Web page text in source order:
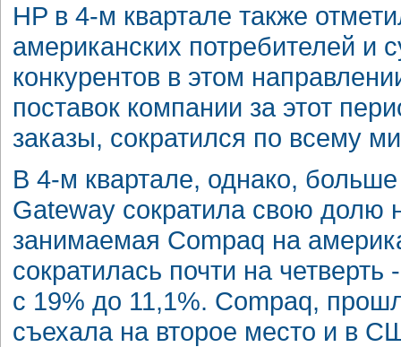
HP в 4-м квартале также
американских потребителей и
конкурентов в этом
поставок компании за этот
заказы, сократился по всему
В 4-м квартале, однако,
Gateway сократила свою
занимаемая Compaq на
сократилась почти на
с 19% до 11,1%. Compaq,
съехала на второе место и в